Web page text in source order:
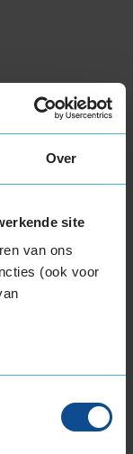
Over
site
van ons
(ook voor